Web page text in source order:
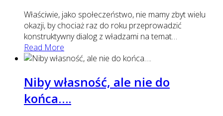
Właściwie, jako społeczeństwo, nie mamy zbyt wielu
okazji, by chociaż raz do roku przeprowadzić
konstruktywny dialog z władzami na temat…
Read More
Niby własność, ale nie do
końca….